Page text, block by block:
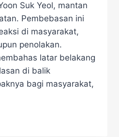
Suk Yeol, mantan
Pembebasan ini
di masyarakat,
penolakan.
latar belakang
di balik
bagi masyarakat,